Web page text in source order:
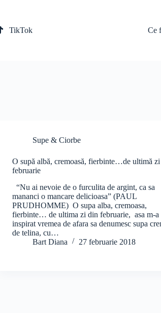
TikTok Ce
Supe & Ciorbe
O supă albă, cremoasă, fierbinte…de ultimă
februarie
“Nu ai nevoie de o furculita de argint, ca sa
mananci o mancare delicioasa” (PAUL
PRUDHOMME) O supa alba, cremoasa,
fierbinte… de ultima zi din februarie, asa m-a
inspirat vremea de afara sa denumesc supa
de telina, cu…
Bart Diana
27 februarie 2018